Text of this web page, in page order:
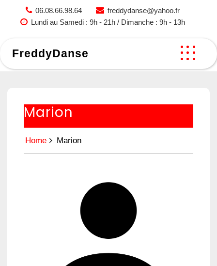
06.08.66.98.64
freddydanse@yahoo.fr
Lundi au Samedi : 9h - 21h / Dimanche : 9h - 13h
FreddyDanse
Marion
Home Marion